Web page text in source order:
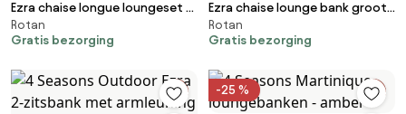
Ezra chaise longue loungeset 2
delig terre 4 Seasons Outdoor
Rotan
Gratis bezorging
Ezra chaise lounge bank groot
2 delig terre 4 Seasons
Outdoor
Rotan
Gratis bezorging
-25 %